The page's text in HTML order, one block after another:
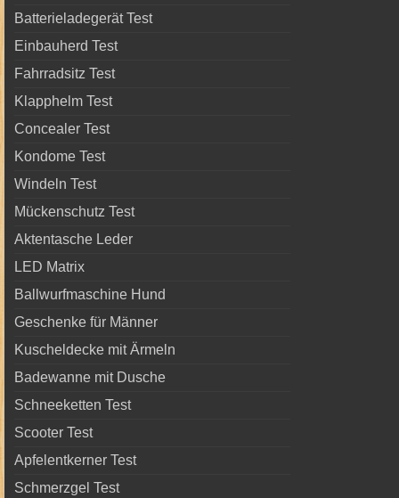
Batterieladegerät Test
Einbauherd Test
Fahrradsitz Test
Klapphelm Test
Concealer Test
Kondome Test
Windeln Test
Mückenschutz Test
Aktentasche Leder
LED Matrix
Ballwurfmaschine Hund
Geschenke für Männer
Kuscheldecke mit Ärmeln
Badewanne mit Dusche
Schneeketten Test
Scooter Test
Apfelentkerner Test
Schmerzgel Test